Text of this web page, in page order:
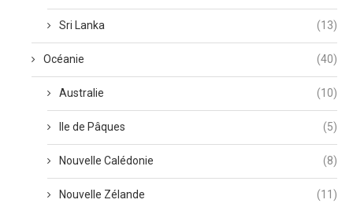
Sri Lanka (13)
Océanie (40)
Australie (10)
Ile de Pâques (5)
Nouvelle Calédonie (8)
Nouvelle Zélande (11)